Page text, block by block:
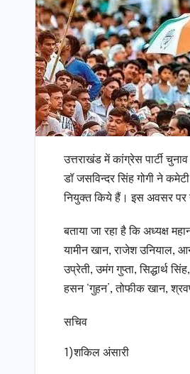
उत्तराखंड में कांग्रेस पार्टी
डॉ जसविन्दर सिंह गोगी ने
नियुक्त किये हैं। इस अवसर पर
बताया जा रहा है कि अध्यक्ष
यामीन खान, राजेश उनियाल,
उप्रेती, उमंग गुप्ता, सिद्धार्थ
हसन ‘गुहन’, तोफीक खान,
सचिव
1)शकिल अंसारी